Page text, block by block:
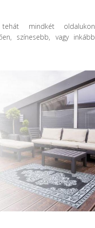
mindkét oldalukon
színesebb, vagy inkább